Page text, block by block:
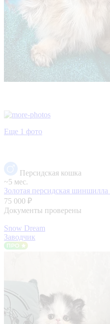
Еще 1 фото
Персидская кошка
~5 мес.
Золотая персидская шиншилла
75 000 ₽
Документы проверены
Snow Dream
Заводчик